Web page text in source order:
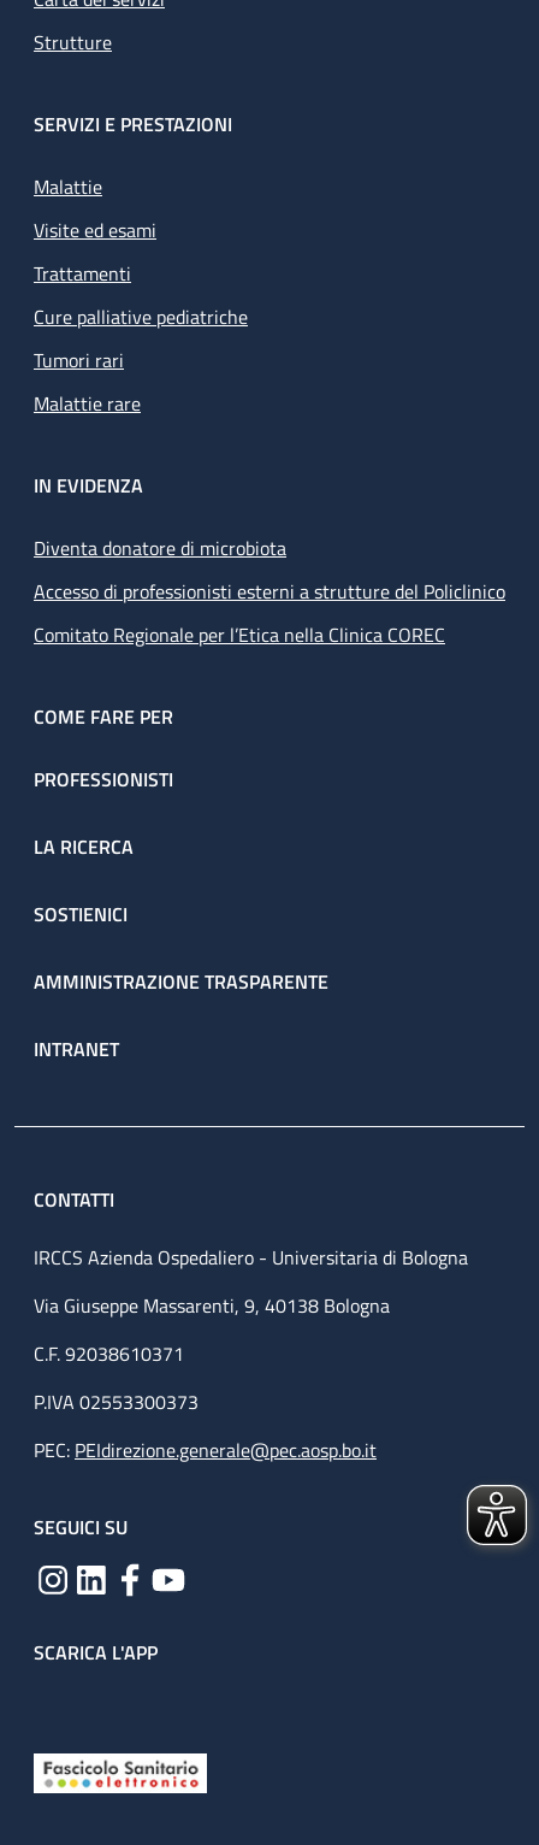
Strutture
SERVIZI E PRESTAZIONI
Malattie
Visite ed esami
Trattamenti
Cure palliative pediatriche
Tumori rari
Malattie rare
IN EVIDENZA
Diventa donatore di microbiota
Accesso di professionisti esterni a strutture del Policlinico
Comitato Regionale per l’Etica nella Clinica COREC
COME FARE PER
PROFESSIONISTI
LA RICERCA
SOSTIENICI
AMMINISTRAZIONE TRASPARENTE
INTRANET
CONTATTI
IRCCS Azienda Ospedaliero - Universitaria di Bologna
Via Giuseppe Massarenti, 9, 40138 Bologna
C.F. 92038610371
P.IVA 02553300373
PEC: PEIdirezione.generale@pec.aosp.bo.it
SEGUICI SU
SCARICA L'APP